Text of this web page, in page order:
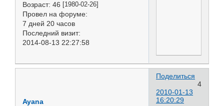
Возраст: 46 [1980-02-26]
Провел на форуме:
7 дней 20 часов
Последний визит:
2014-08-13 22:27:58
Поделиться
4
2010-01-13
16:20:29
Ayana